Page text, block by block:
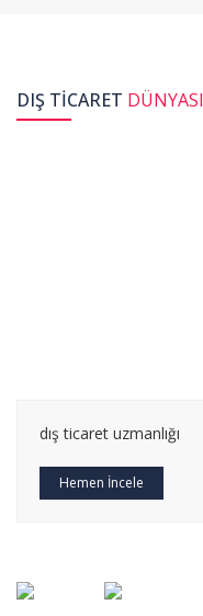
DIŞ TİCARET DÜNYASI
dış ticaret eğitimi
Hemen İncele